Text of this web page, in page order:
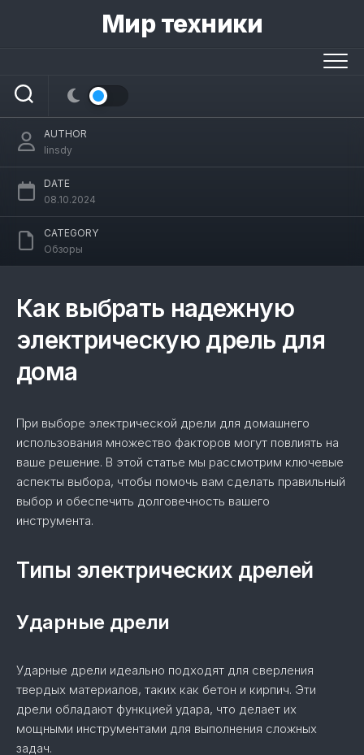
Мир техники
Как выбрать надежную электрическую
дрель для дома
AUTHOR
linsdy
DATE
08.10.2024
CATEGORY
Обзоры
Как выбрать надежную
электрическую дрель для
дома
При выборе электрической дрели для домашнего
использования множество факторов могут повлиять на
ваше решение. В этой статье мы рассмотрим ключевые
аспекты выбора, чтобы помочь вам сделать правильный
выбор и обеспечить долговечность вашего
инструмента.
Типы электрических дрелей
Ударные дрели
Ударные дрели идеально подходят для сверления
твердых материалов, таких как бетон и кирпич. Эти
дрели обладают функцией удара, что делает их
мощными инструментами для выполнения сложных
задач.